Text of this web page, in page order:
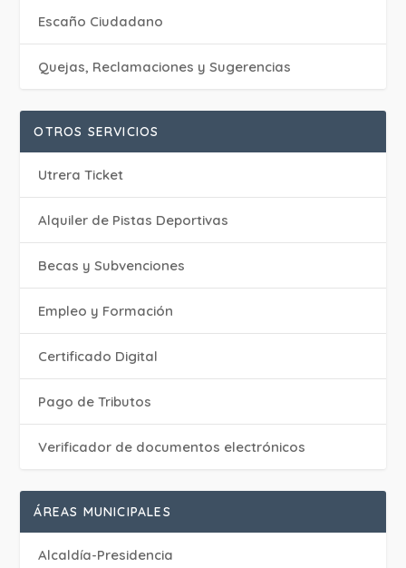
Escaño Ciudadano
Quejas, Reclamaciones y Sugerencias
OTROS SERVICIOS
Utrera Ticket
Alquiler de Pistas Deportivas
Becas y Subvenciones
Empleo y Formación
Certificado Digital
Pago de Tributos
Verificador de documentos electrónicos
ÁREAS MUNICIPALES
Alcaldía-Presidencia